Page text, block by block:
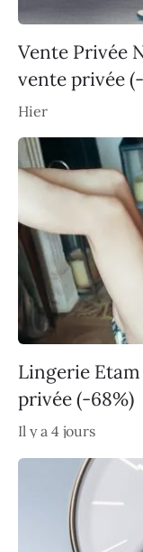
Vente Privée
vente privée
Hier
Lingerie
privée (-68%)
Il y a 4 jours